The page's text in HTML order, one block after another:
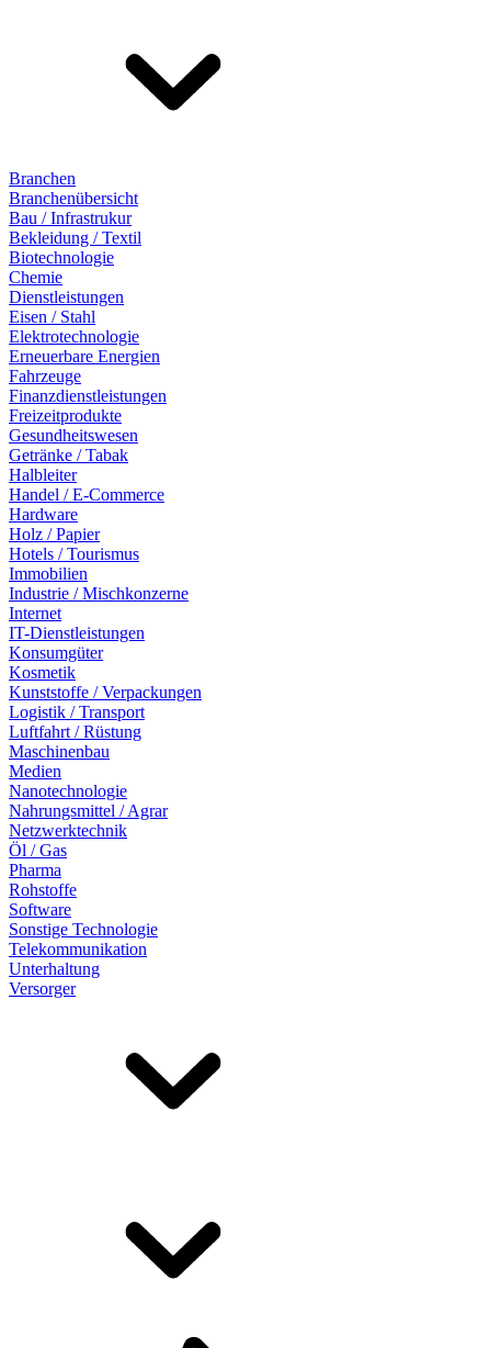
Branchen
Branchenübersicht
Bau / Infrastrukur
Bekleidung / Textil
Biotechnologie
Chemie
Dienstleistungen
Eisen / Stahl
Elektrotechnologie
Erneuerbare Energien
Fahrzeuge
Finanzdienstleistungen
Freizeitprodukte
Gesundheitswesen
Getränke / Tabak
Halbleiter
Handel / E-Commerce
Hardware
Holz / Papier
Hotels / Tourismus
Immobilien
Industrie / Mischkonzerne
Internet
IT-Dienstleistungen
Konsumgüter
Kosmetik
Kunststoffe / Verpackungen
Logistik / Transport
Luftfahrt / Rüstung
Maschinenbau
Medien
Nanotechnologie
Nahrungsmittel / Agrar
Netzwerktechnik
Öl / Gas
Pharma
Rohstoffe
Software
Sonstige Technologie
Telekommunikation
Unterhaltung
Versorger